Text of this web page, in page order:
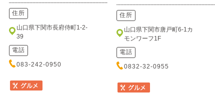
住所
山口県下関市長府侍町1-2-
39
電話
083-242-0950
住所
山口県下関市唐戸町6-1カ
モンワーフ1F
電話
0832-32-0955